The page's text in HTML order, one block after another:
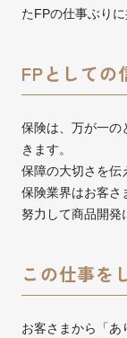
たFPの仕事ぶりに
FPとしての
保険は、万が一の
きます。
保障の大切さを伝
保険業界はお客さ
努力して商品開発
この仕事を
お客さまから「あ